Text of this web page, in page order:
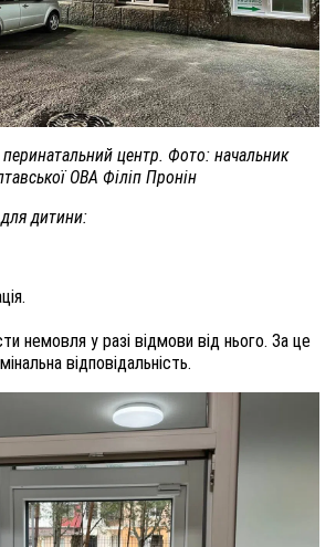
центр. Фото: начальник
ОВА Філіп Пронін
для дитини:
немовля у разі відмови від нього. За це
відповідальність.